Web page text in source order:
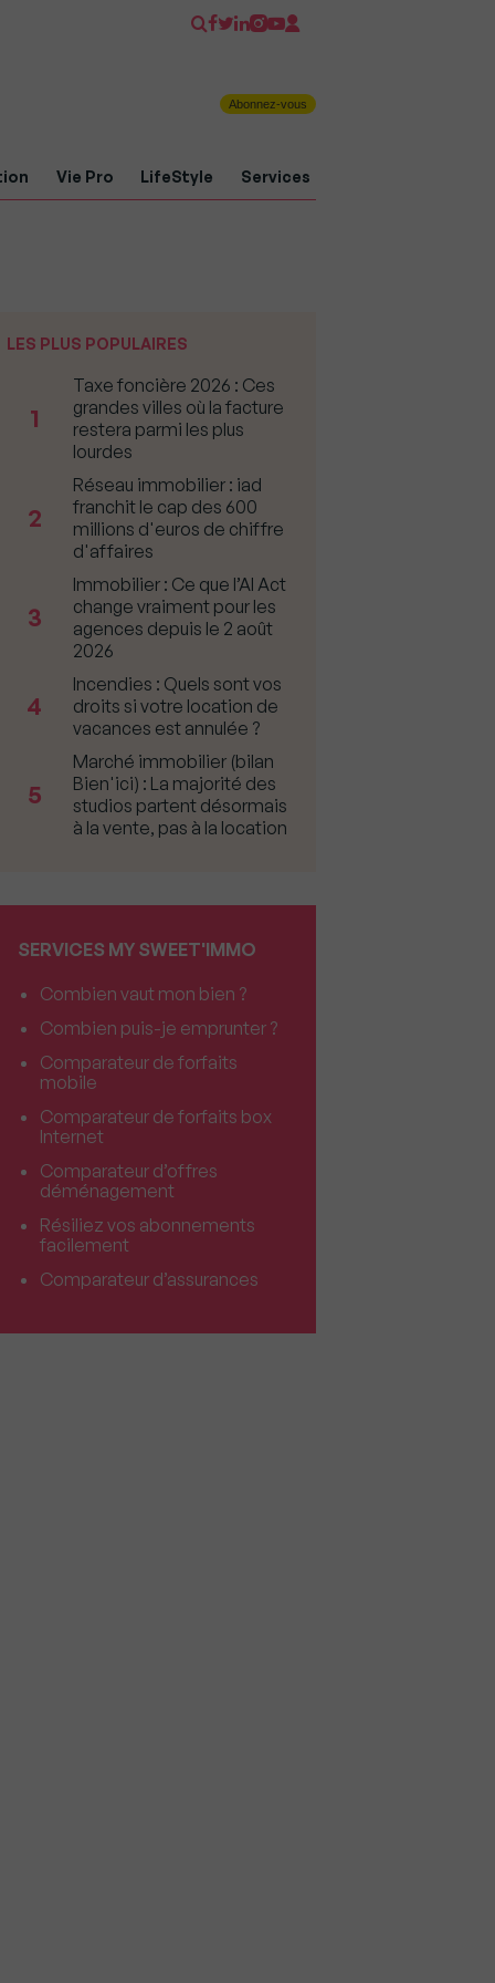
Abonnez-vous
Vie Pro LifeStyle Services
LES PLUS POPULAIRES
1
Taxe foncière 2026 : Ces
grandes villes où la facture
restera parmi les plus
lourdes
2
Réseau immobilier : iad
franchit le cap des 600
millions d'euros de chiffre
d'affaires
3
Immobilier : Ce que l’AI Act
change vraiment pour les
agences depuis le 2 août
2026
4
Incendies : Quels sont vos
droits si votre location de
vacances est annulée ?
5
Marché immobilier (bilan
Bien'ici) : La majorité des
studios partent désormais
à la vente, pas à la location
SERVICES MY SWEET'IMMO
Combien vaut mon bien ?
Combien puis-je emprunter ?
Comparateur de forfaits
mobile
Comparateur de forfaits box
Internet
Comparateur d’offres
déménagement
Résiliez vos abonnements
facilement
Comparateur d’assurances